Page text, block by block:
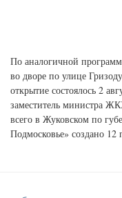
По аналогичной
во дворе по улице
открытие состоялось 2
заместитель министра
всего в Жуковском по
Подмосковье» создано 12